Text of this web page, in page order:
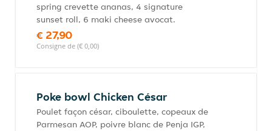
spring crevette ananas, 4 signature
sunset roll, 6 maki cheese avocat.
€ 27,90
Consigne de (€ 0,00)
Poke bowl Chicken César
Poulet façon césar, ciboulette, copeaux de
Parmesan AOP, poivre blanc de Penja IGP,